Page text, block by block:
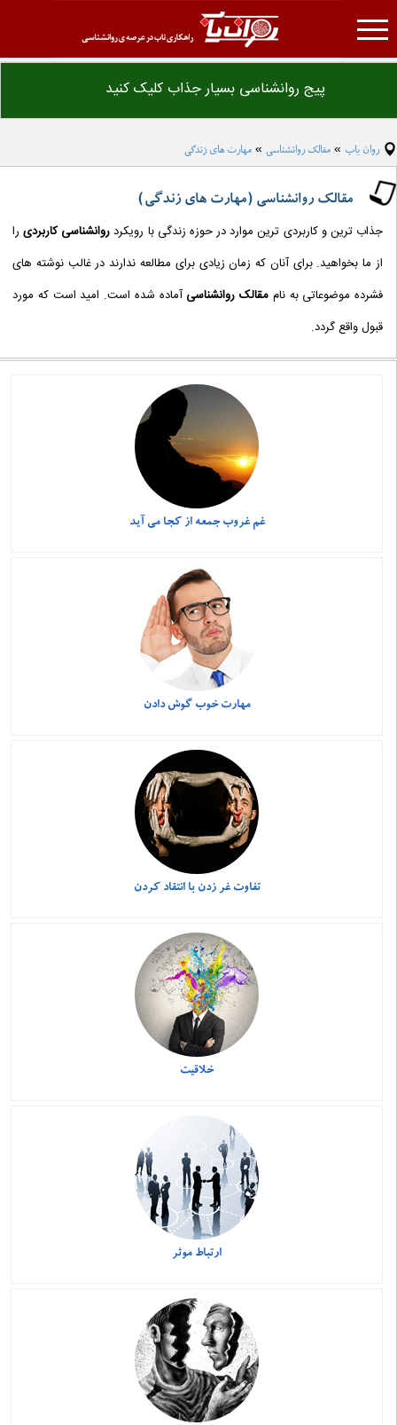
مقاله روانشناسی
فرهنگ لغت روانشناسی
دانلود فایل های روانشناسی
پیج روانشناسی بسیار جذاب کلیک کنید
روان یاب » مقالک روانشناسی » مهارت های زندگی
مقالک روانشناسی (مهارت های زندگی)
جذاب ترین و کاربردی ترین موارد در حوزه زندگی با رویکردروانشناسی کاربردیرا
از ما بخواهید. برای آنان که زمان زیادی برای مطالعه ندارند در غالب نوشته های
فشرده موضوعاتی به نام مقالک روانشناسی آماده شده است. امید است که مورد
قبول واقع گردد.
غم غروب جمعه از کجا می آید
مهارت خوب گوش دادن
تفاوت غر زدن با انتقاد کردن
خلاقیت
ارتباط موثر